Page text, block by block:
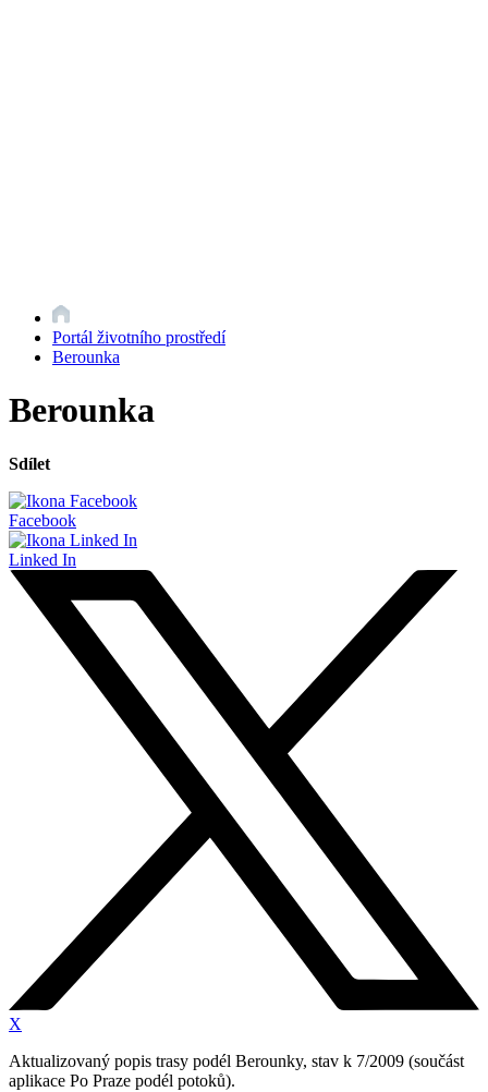
Portál životního prostředí
Berounka
Berounka
Sdílet
Facebook
Linked In
X
Aktualizovaný popis trasy podél Berounky, stav k 7/2009 (součást
aplikace Po Praze podél potoků).